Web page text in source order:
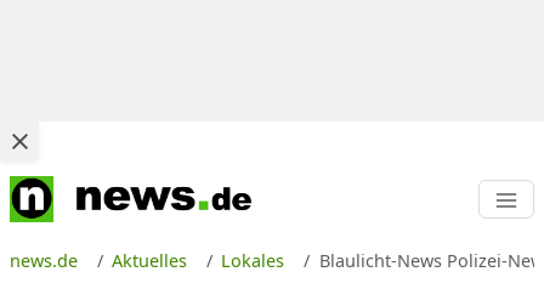
news.de Aktuelles Lokales Blaulicht-News Polizei-